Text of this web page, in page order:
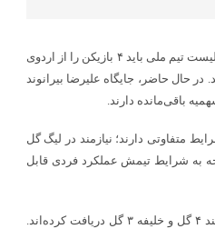
به گزارش اقتصاد آنلاین به نقل از خبرآنلاین، امیر قلعه‌نویی برای نهایی کردن لیست تیم ملی باید ۴ بازیکن را از اردوی
در حال حاضر، جایگاه علیرضا بیرانوند
باقی‌مانده دارند.
متفاوتی دارند؛ نیازمند در لیگ گل
به شرایط تیمش عملکرد فردی قابل
با این حال، در بازی‌های درون‌تیمی شرایط متفاوت بوده؛ حسینی ۵ گل، نیازمند ۴ گل و خلیفه ۳ گل دریافت کرده‌اند.